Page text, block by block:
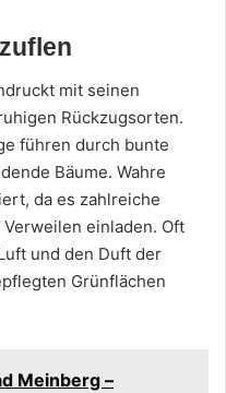
mit seinen
Rückzugsorten.
führen durch bunte
Bäume. Wahre
da es zahlreiche
einladen. Oft
und den Duft der
Grünflächen
Meinberg –